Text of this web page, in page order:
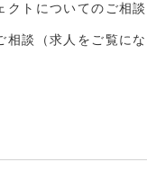
クトについてのご相談
相談（求人をご覧にな